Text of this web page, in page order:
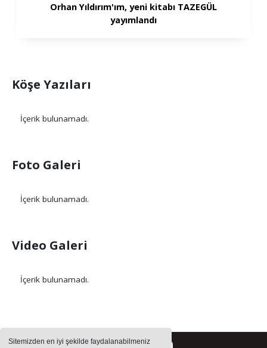
Sitemizden en iyi şekilde faydalanabilmeniz
Orhan Yıldırım'ım, yeni kitabı TAZEGÜL
yayımlandı
Köşe Yazıları
İçerik bulunamadı.
Foto Galeri
İçerik bulunamadı.
Video Galeri
İçerik bulunamadı.